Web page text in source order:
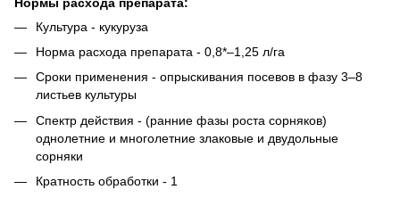
Культура - кукуруза
Норма расхода препарата - 0,8*–1,25 л/га
Сроки применения - опрыскивания посевов в фазу 3–8
листьев культуры
Спектр действия - (ранние фазы роста сорняков)
однолетние и многолетние злаковые и двудольные
сорняки
Кратность обработки - 1